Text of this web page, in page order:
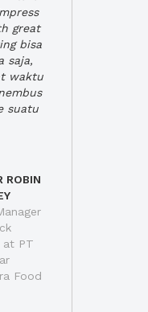
great
bisa
saja,
waktu
suatu
ROBIN
at PT
Food